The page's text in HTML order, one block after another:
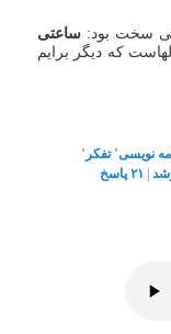
سخت بود: ساعتی
که دیگر برایم
نویسی٬ تفکر ٬
۲۱پاسخ